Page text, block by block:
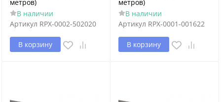
метров)
В наличии
Артикул RPX-0002-502020
В корзину
метров)
В наличии
Артикул RPX-0001-001622
В корзину